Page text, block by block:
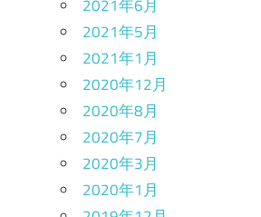
2021年6月
2021年5月
2021年1月
2020年12月
2020年8月
2020年7月
2020年3月
2020年1月